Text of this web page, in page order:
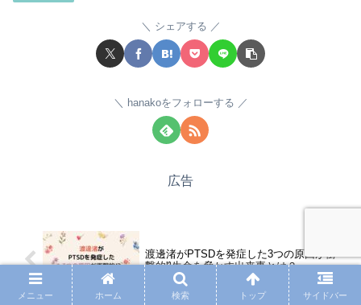
シェアする
hanakoをフォローする
広告
渡邊渚がPTSDを発症した3つの原因が衝
撃的⁉生命を脅かす出来事とは？
メニュー ホーム 検索 トップ サイドバー